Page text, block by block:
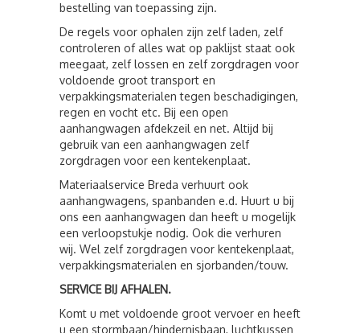
bestelling van toepassing zijn.
De regels voor ophalen zijn zelf laden, zelf
controleren of alles wat op paklijst staat ook
meegaat, zelf lossen en zelf zorgdragen voor
voldoende groot transport en
verpakkingsmaterialen tegen beschadigingen,
regen en vocht etc. Bij een open
aanhangwagen afdekzeil en net. Altijd bij
gebruik van een aanhangwagen zelf
zorgdragen voor een kentekenplaat.
Materiaalservice Breda verhuurt ook
aanhangwagens, spanbanden e.d. Huurt u bij
ons een aanhangwagen dan heeft u mogelijk
een verloopstukje nodig. Ook die verhuren
wij. Wel zelf zorgdragen voor kentekenplaat,
verpakkingsmaterialen en sjorbanden/touw.
SERVICE BIJ AFHALEN.
Komt u met voldoende groot vervoer en heeft
u een stormbaan/hindernisbaan, luchtkussen